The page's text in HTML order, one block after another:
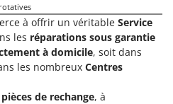
à offrir un véritable Service
les réparations sous garantie
à domicile, soit dans
les nombreux Centres
pièces de rechange, à